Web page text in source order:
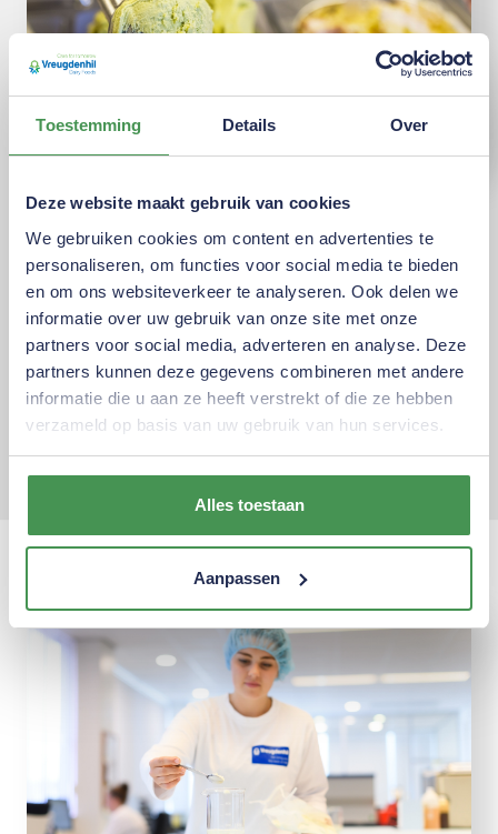
Toestemming Details Over
Deze website maakt gebruik van cookies
We gebruiken cookies om content en advertenties te
personaliseren, om functies voor social media te bieden
en om ons websiteverkeer te analyseren. Ook delen we
informatie over uw gebruik van onze site met onze
partners voor social media, adverteren en analyse. Deze
partners kunnen deze gegevens combineren met andere
informatie die u aan ze heeft verstrekt of die ze hebben
verzameld op basis van uw gebruik van hun services.
Alles toestaan
Aanpassen
Over welke soorten
plantaardige poeders hebben
we het?
Als we het hebben over plantaardige poeders zien
we een grote verscheidenheid aan producten in de
markt; ieder met een eigen smaak, kleur en
voedingswaardeprofiel dat ze geschikt maakt voor
toepassingen zoals ijs, soepen en sauzen.